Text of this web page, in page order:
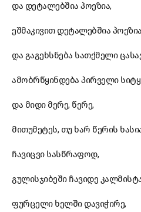
და დეტალებშია პოეზია,
ეშმაკივით დეტალებშია
და გაგეხსნება სათქმელი
ამობრწყინდება პირველი
და მიდი მერე, წერე,
მითუმეტეს, თუ ხარ წერის
ჩავიცვი სასწრაფოდ,
გულისჯიბეში ჩავიდე
ფურცელი ხელში დავიჭირე,